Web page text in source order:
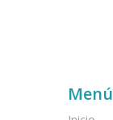
Menú